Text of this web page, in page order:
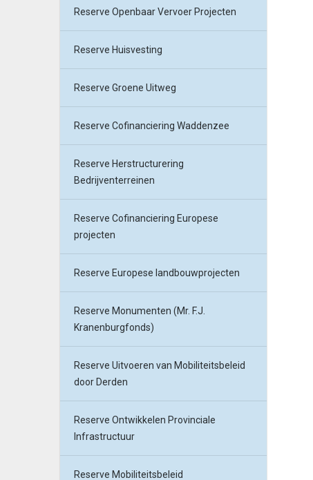
Reserve Openbaar Vervoer Projecten
Reserve Huisvesting
Reserve Groene Uitweg
Reserve Cofinanciering Waddenzee
Reserve Herstructurering
Bedrijventerreinen
Reserve Cofinanciering Europese
projecten
Reserve Europese landbouwprojecten
Reserve Monumenten (Mr. F.J.
Kranenburgfonds)
Reserve Uitvoeren van Mobiliteitsbeleid
door Derden
Reserve Ontwikkelen Provinciale
Infrastructuur
Reserve Mobiliteitsbeleid